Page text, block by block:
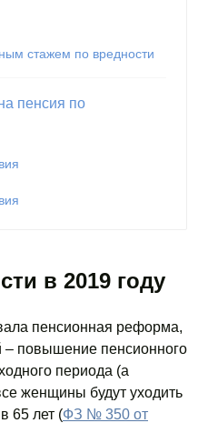
стажем по вредности
пенсия по
в 2019 году
пенсионная реформа,
– повышение пенсионного
периода (а
женщины будут уходить
65 лет (ФЗ № 350 от